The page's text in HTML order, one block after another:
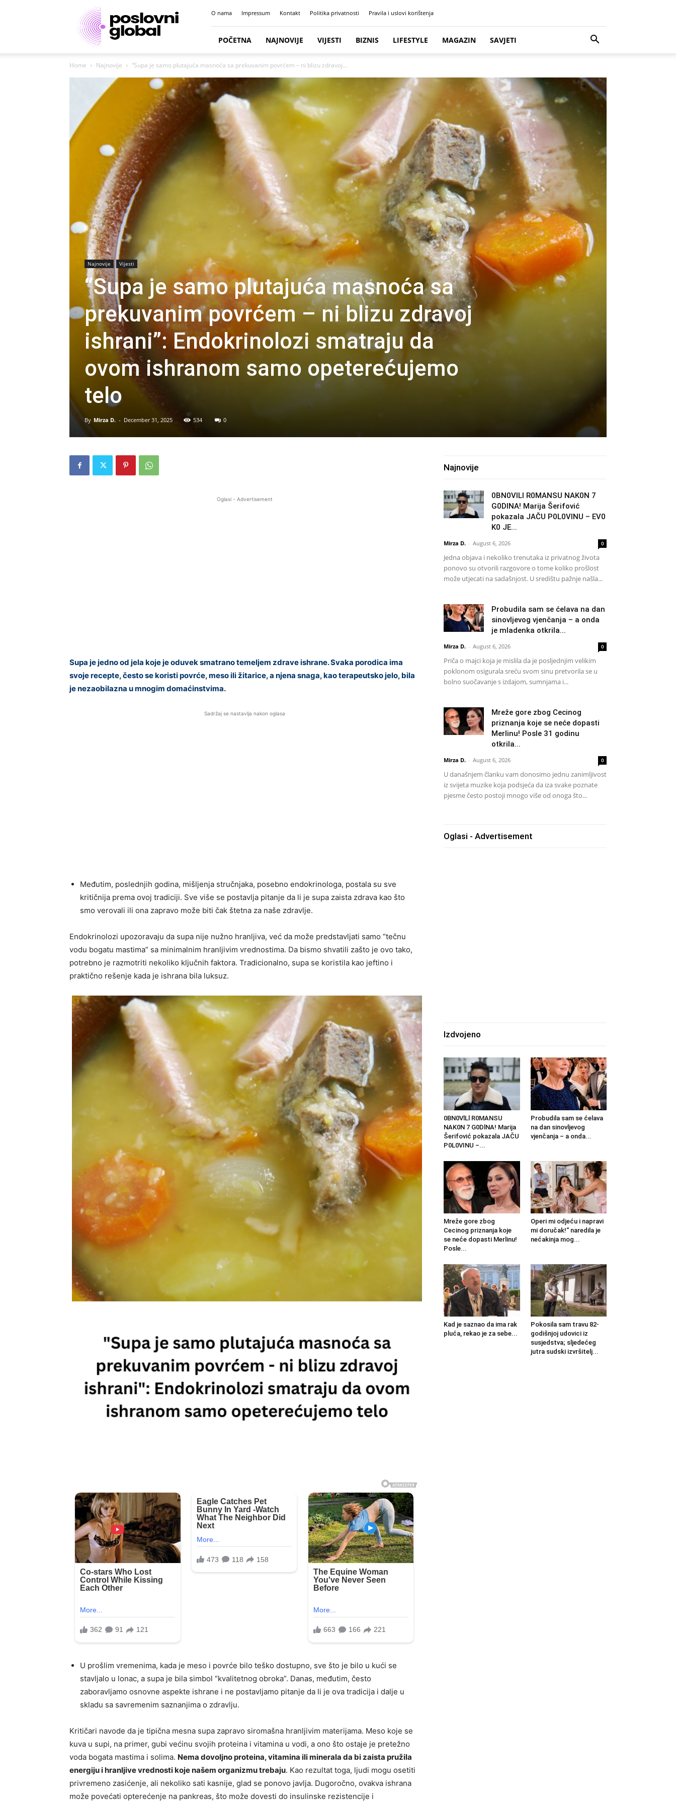
Poslovni
portal
O nama Impressum Kontakt Politika privatnosti Pravila i uslovi korištenja
POČETNA NAJNOVIJE VIJESTI BIZNIS LIFESTYLE MAGAZIN SAVJETI
Home Najnovije “Supa je samo plutajuća masnoća sa prekuvanim povrćem – ni blizu zdravoj...
Najnovije Vijesti
“Supa je samo plutajuća masnoća sa
prekuvanim povrćem – ni blizu zdravoj
ishrani”: Endokrinolozi smatraju da
ovom ishranom samo opeterećujemo
telo
By Mirza D. - December 31, 2025 534 0
Oglasi - Advertisement
Supa je jedno od jela koje je oduvek smatrano temeljem zdrave ishrane. Svaka porodica ima
svoje recepte, često se koristi povrće, meso ili žitarice, a njena snaga, kao terapeutsko jelo, bila
je nezaobilazna u mnogim domaćinstvima.
Sadržaj se nastavlja nakon oglasa
Međutim, poslednjih godina, mišljenja stručnjaka, posebno endokrinologa, postala su sve
kritičnija prema ovoj tradiciji. Sve više se postavlja pitanje da li je supa zaista zdrava kao što
smo verovali ili ona zapravo može biti čak štetna za naše zdravlje.
Endokrinolozi upozoravaju da supa nije nužno hranljiva, već da može predstavljati samo “tečnu
vodu bogatu mastima” sa minimalnim hranljivim vrednostima. Da bismo shvatili zašto je ovo tako,
potrebno je razmotriti nekoliko ključnih faktora. Tradicionalno, supa se koristila kao jeftino i
praktično rešenje kada je ishrana bila luksuz.
U prošlim vremenima, kada je meso i povrće bilo teško dostupno, sve što je bilo u kući se
stavljalo u lonac, a supa je bila simbol “kvalitetnog obroka”. Danas, međutim, često
zaboravljamo osnovne aspekte ishrane i ne postavljamo pitanje da li je ova tradicija i dalje u
skladu sa savremenim saznanjima o zdravlju.
Kritičari navode da je tipična mesna supa zapravo siromašna hranljivim materijama. Meso koje se
kuva u supi, na primer, gubi većinu svojih proteina i vitamina u vodi, a ono što ostaje je pretežno
voda bogata mastima i solima. Nema dovoljno proteina, vitamina ili minerala da bi zaista pružila
energiju i hranljive vrednosti koje našem organizmu trebaju. Kao rezultat toga, ljudi mogu osetiti
privremeno zasićenje, ali nekoliko sati kasnije, glad se ponovo javlja. Dugoročno, ovakva ishrana
može povećati opterećenje na pankreas, što može dovesti do insulinske rezistencije i
Najnovije
0BN0VlLl R0MANSU NAK0N 7
G0DlNA! Marija Šerifović
pokazala JAČU P0L0VINU – EV0
K0 JE...
Mirza D. - August 6, 2026 0
Jedna objava i nekoliko trenutaka iz privatnog života
ponovo su otvorili razgovore o tome koliko prošlost
može utjecati na sadašnjost. U središtu pažnje našla...
Probudila sam se ćelava na dan
sinovljevog vjenčanja – a onda
je mladenka otkrila...
Mirza D. - August 6, 2026 0
Priča o majci koja je mislila da je posljednjim velikim
poklonom osigurala sreću svom sinu pretvorila se u
bolno suočavanje s izdajom, sumnjama i...
Mreže gore zbog Cecinog
priznanja koje se neće dopasti
Merlinu! Posle 31 godinu
otkrila...
Mirza D. - August 6, 2026 0
U današnjem članku vam donosimo jednu zanimljivost
iz svijeta muzike koja podsjeća da iza svake poznate
pjesme često postoji mnogo više od onoga što...
Oglasi - Advertisement
Izdvojeno
0BN0VlLl R0MANSU
NAK0N 7 G0DlNA! Marija
Šerifović pokazala JAČU
P0L0VINU –...
Probudila sam se ćelava
na dan sinovljevog
vjenčanja – a onda...
Mreže gore zbog
Cecinog priznanja koje
se neće dopasti Merlinu!
Posle...
Operi mi odjeću i napravi
mi doručak!“ naredila je
nećakinja mog...
Kad je saznao da ima rak
pluća, rekao je za sebe...
Pokosila sam travu 82-
godišnjoj udovici iz
susjedstva; sljedećeg
jutra sudski izvršitelj...